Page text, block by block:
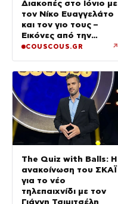
Διακοπές στο Ιόνιο με
τον Νίκο Ευαγγελάτο
και τον γιο τους –
Εικόνες από την
Κεφαλονιά
COUSCOUS.GR ↗
The Quiz with Balls: Η
ανακοίνωση του ΣΚΑΪ
για το νέο
τηλεπαιχνίδι με τον
Γιάννη Τσιμιτσέλη